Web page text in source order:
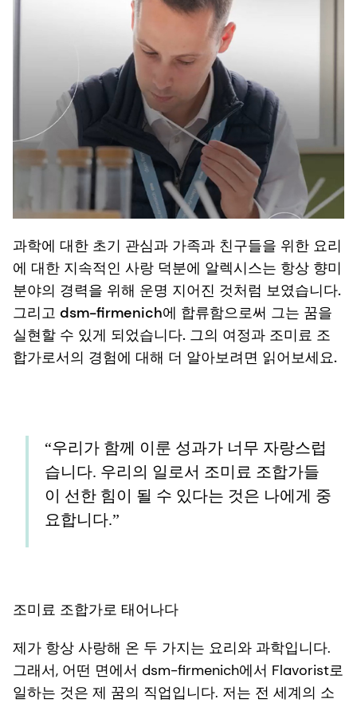
과학에 대한 초기 관심과 가족과 친구들을 위한 요리
에 대한 지속적인 사랑 덕분에 알렉시스는 항상 향미
분야의 경력을 위해 운명 지어진 것처럼 보였습니다.
그리고 dsm-firmenich에 합류함으로써 그는 꿈을
실현할 수 있게 되었습니다. 그의 여정과 조미료 조
합가로서의 경험에 대해 더 알아보려면 읽어보세요.
“우리가 함께 이룬 성과가 너무 자랑스럽
습니다. 우리의 일로서 조미료 조합가들
이 선한 힘이 될 수 있다는 것은 나에게 중
요합니다.”
조미료 조합가로 태어나다
제가 항상 사랑해 온 두 가지는 요리와 과학입니다.
그래서, 어떤 면에서 dsm-firmenich에서 Flavorist로
일하는 것은 제 꿈의 직업입니다. 저는 전 세계의 소